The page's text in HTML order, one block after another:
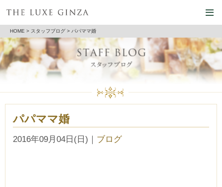
HOME > スタッフブログ > パパママ婚
パパママ婚
2016年09月04日(日) ｜ ブログ